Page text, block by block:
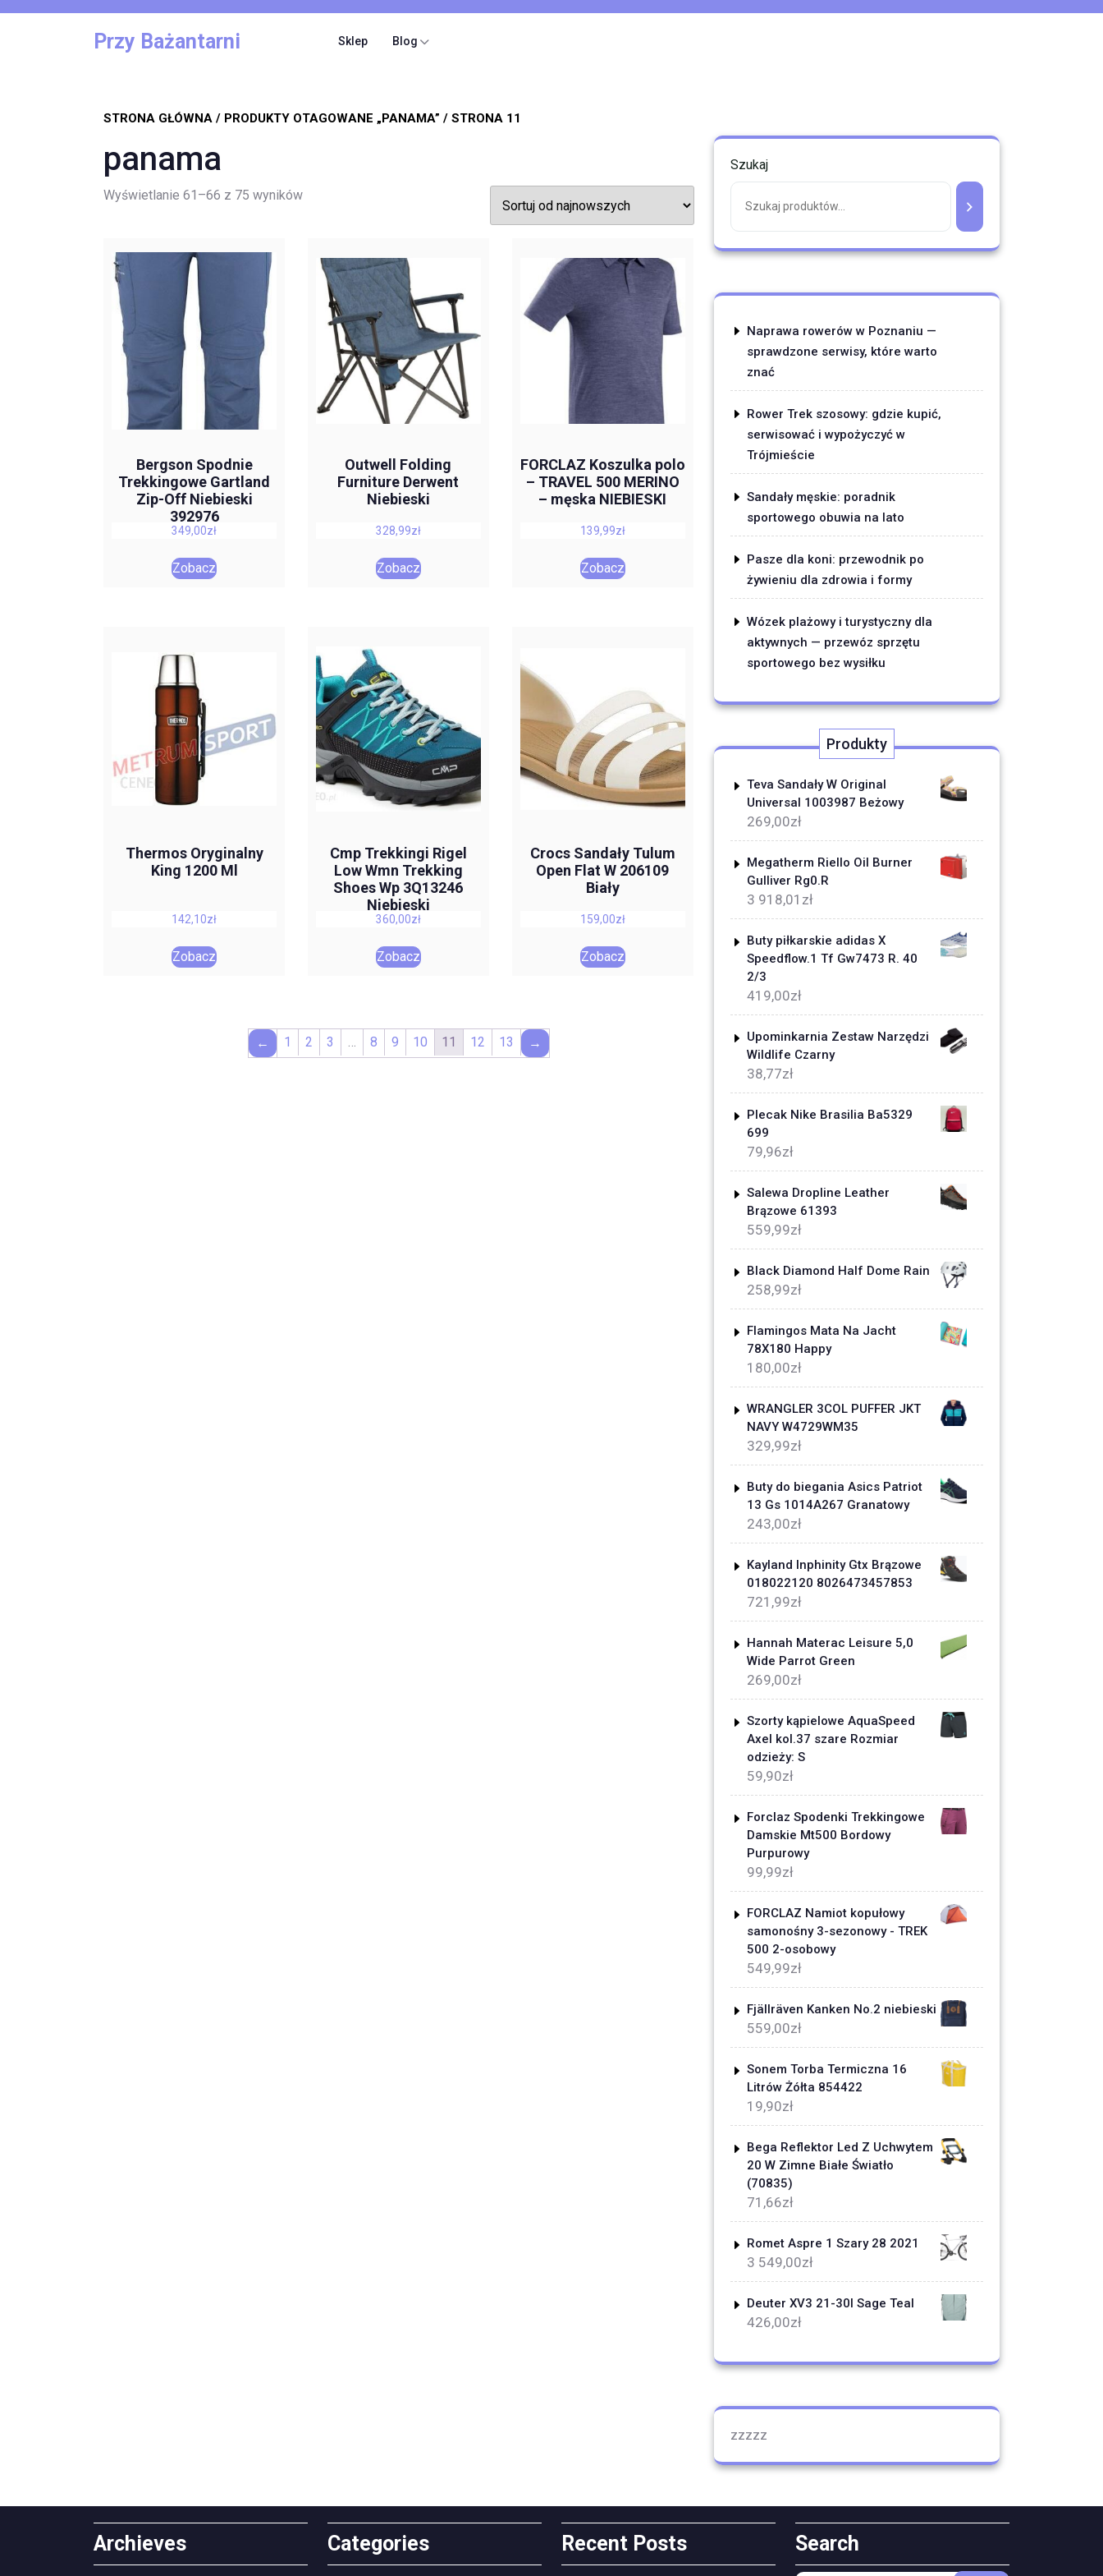
Przy Bażantarni Sklep Blog
STRONA GŁÓWNA / PRODUKTY OTAGOWANE „PANAMA” / STRONA 11
panama
Wyświetlanie 61–66 z 75 wynikówPosortowane
Bergson Spodnie
Trekkingowe Gartland
Zip-Off Niebieski
392976
349,00zł
Zobacz
Outwell Folding
Furniture Derwent
Niebieski
328,99zł
Zobacz
FORCLAZ Koszulka polo
– TRAVEL 500 MERINO
– męska NIEBIESKI
139,99zł
Zobacz
Thermos Oryginalny
King 1200 Ml
142,10zł
Zobacz
Cmp Trekkingi Rigel
Low Wmn Trekking
Shoes Wp 3Q13246
Niebieski
360,00zł
Zobacz
Crocs Sandały Tulum
Open Flat W 206109
Biały
159,00zł
Zobacz
← 1 2 3 … 8 9 10 11 12 13 →
Szukaj
Naprawa rowerów w Poznaniu —
sprawdzone serwisy, które warto
znać
Rower Trek szosowy: gdzie kupić,
serwisować i wypożyczyć w
Trójmieście
Sandały męskie: poradnik
sportowego obuwia na lato
Pasze dla koni: przewodnik po
żywieniu dla zdrowia i formy
Wózek plażowy i turystyczny dla
aktywnych — przewóz sprzętu
sportowego bez wysiłku
Produkty
Teva Sandały W Original
Universal 1003987 Beżowy
269,00zł
Megatherm Riello Oil Burner
Gulliver Rg0.R
3 918,01 zł
Buty piłkarskie adidas X
Speedflow.1 Tf Gw7473 R. 40
2/3
419,00zł
Upominkarnia Zestaw Narzędzi
Wildlife Czarny
38,77zł
Plecak Nike Brasilia Ba5329
699
79,96zł
Salewa Dropline Leather
Brązowe 61393
559,99zł
Black Diamond Half Dome Rain
258,99zł
Flamingos Mata Na Jacht
78X180 Happy
180,00zł
WRANGLER 3COL PUFFER JKT
NAVY W4729WM35
329,99zł
Buty do biegania Asics Patriot
13 Gs 1014A267 Granatowy
243,00zł
Kayland Inphinity Gtx Brązowe
018022120 8026473457853
721,99zł
Hannah Materac Leisure 5,0
Wide Parrot Green
269,00zł
Szorty kąpielowe AquaSpeed
Axel kol.37 szare Rozmiar
odzieży: S
59,90zł
Forclaz Spodenki Trekkingowe
Damskie Mt500 Bordowy
Purpurowy
99,99zł
FORCLAZ Namiot kopułowy
samonośny 3-sezonowy - TREK
500 2-osobowy
549,99zł
Fjällräven Kanken No.2 niebieski
559,00zł
Sonem Torba Termiczna 16
Litrów Żółta 854422
19,90zł
Bega Reflektor Led Z Uchwytem
20 W Zimne Białe Światło
(70835)
71,66zł
Romet Aspre 1 Szary 28 2021
3 549,00zł
Deuter XV3 21-30l Sage Teal
426,00zł
zzzzz
Archieves Categories Recent Posts Search